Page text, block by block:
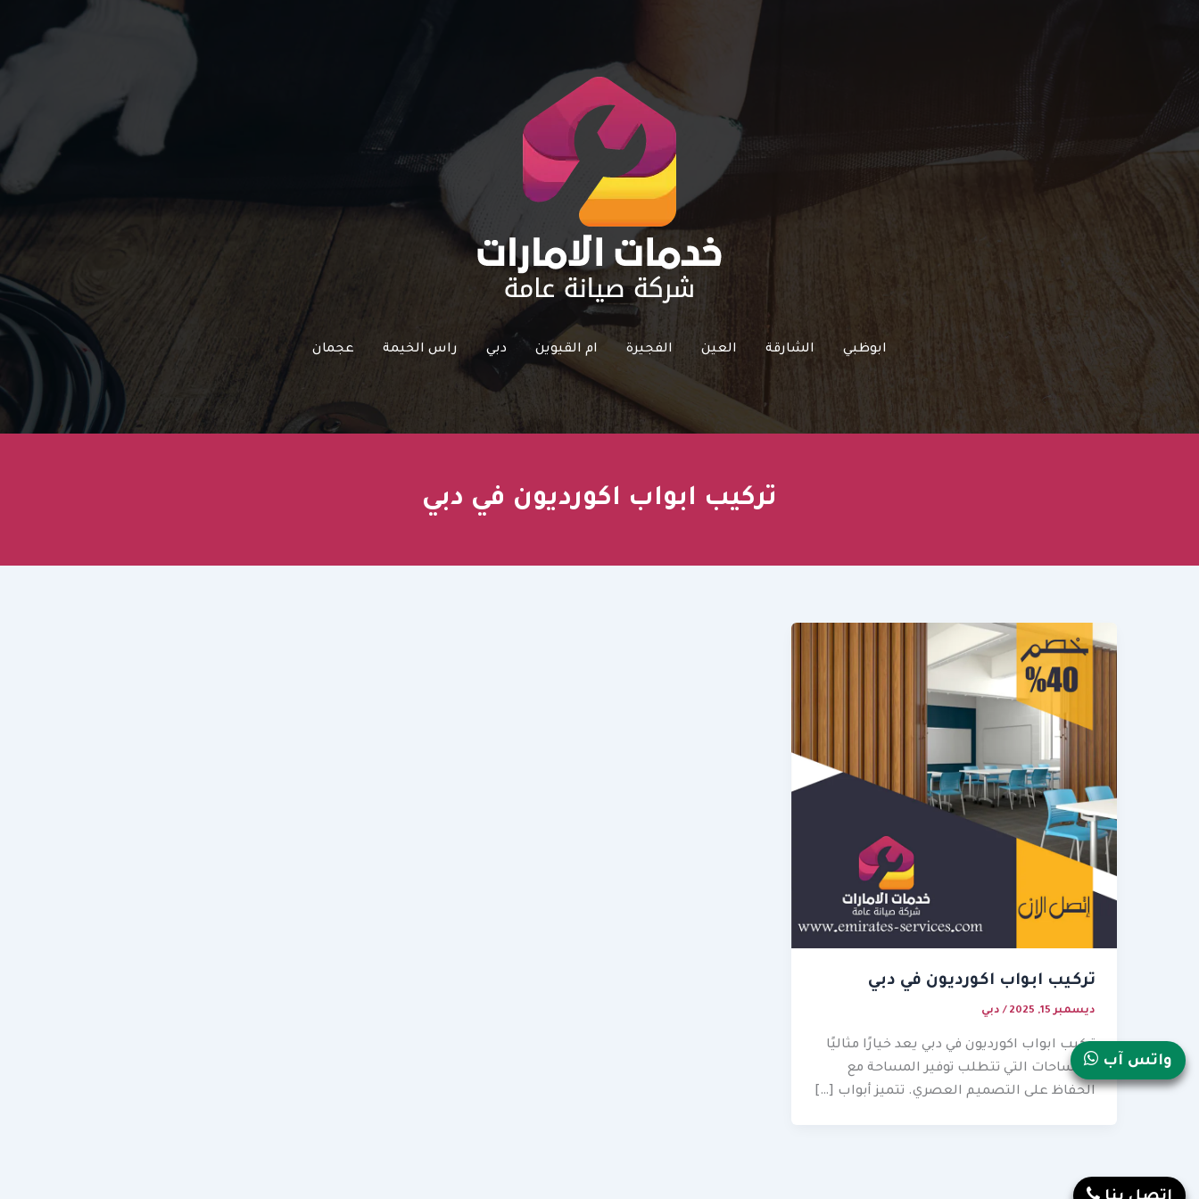
ابوظبي الشارقة العين الفجيرة ام القيوين دبي راس الخيمة عجمان
تركيب ابواب اكورديون في دبي
تركيب ابواب اكورديون في دبي
ديسمبر 15, 2025 / دبي
تركيب ابواب اكورديون في دبي يعد خيارًا مثاليًا
للمساحات التي تتطلب توفير المساحة مع
الحفاظ على التصميم العصري. تتميز أبواب […]
واتس آب